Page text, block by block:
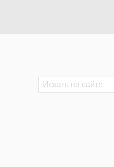
Поиск
Поиск